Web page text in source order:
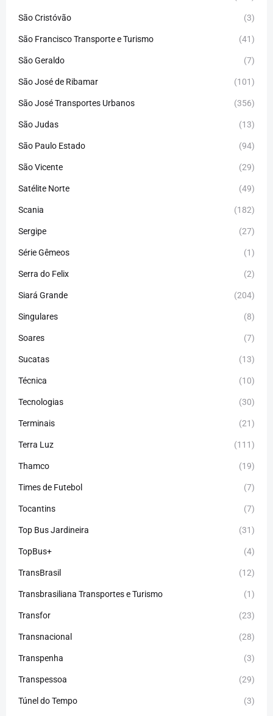
São Cristóvão (3)
São Francisco Transporte e Turismo (41)
São Geraldo (7)
São José de Ribamar (101)
São José Transportes Urbanos (356)
São Judas (13)
São Paulo Estado (94)
São Vicente (29)
Satélite Norte (49)
Scania (182)
Sergipe (27)
Série Gêmeos (1)
Serra do Felix (2)
Siará Grande (204)
Singulares (8)
Soares (7)
Sucatas (13)
Técnica (10)
Tecnologias (30)
Terminais (21)
Terra Luz (111)
Thamco (19)
Times de Futebol (7)
Tocantins (7)
Top Bus Jardineira (31)
TopBus+ (4)
TransBrasil (12)
Transbrasiliana Transportes e Turismo (1)
Transfor (23)
Transnacional (28)
Transpenha (3)
Transpessoa (29)
Túnel do Tempo (3)